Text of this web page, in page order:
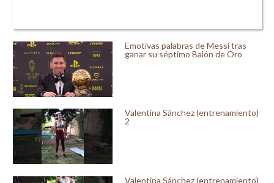
Emotivas palabras de Messi tras
ganar su séptimo Balón de Oro
Valentina Sánchez (entrenamiento)
2
Valentina Sánchez (entrenamiento)